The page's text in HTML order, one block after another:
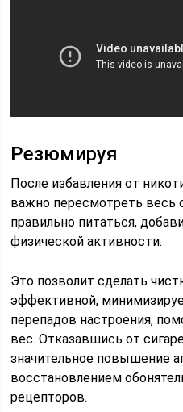
Резюмируя
После избавления от
важно пересмотреть весь
правильно питаться,
физической активности.
Это позволит сделать
эффективной,
перепадов настроения,
вес. Отказавшись от
значительное повышение
восстановлением
рецепторов.